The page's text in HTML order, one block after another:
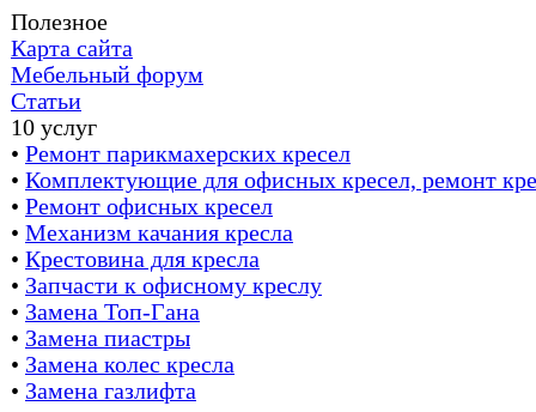
Полезное
Карта сайта
Мебельный форум
Статьи
10 услуг
• Ремонт парикмахерских кресел
• Комплектующие для офисных кресел, ремонт
• Ремонт офисных кресел
• Механизм качания кресла
• Крестовина для кресла
• Запчасти к офисному креслу
• Замена Топ-Гана
• Замена пиастры
• Замена колес кресла
• Замена газлифта